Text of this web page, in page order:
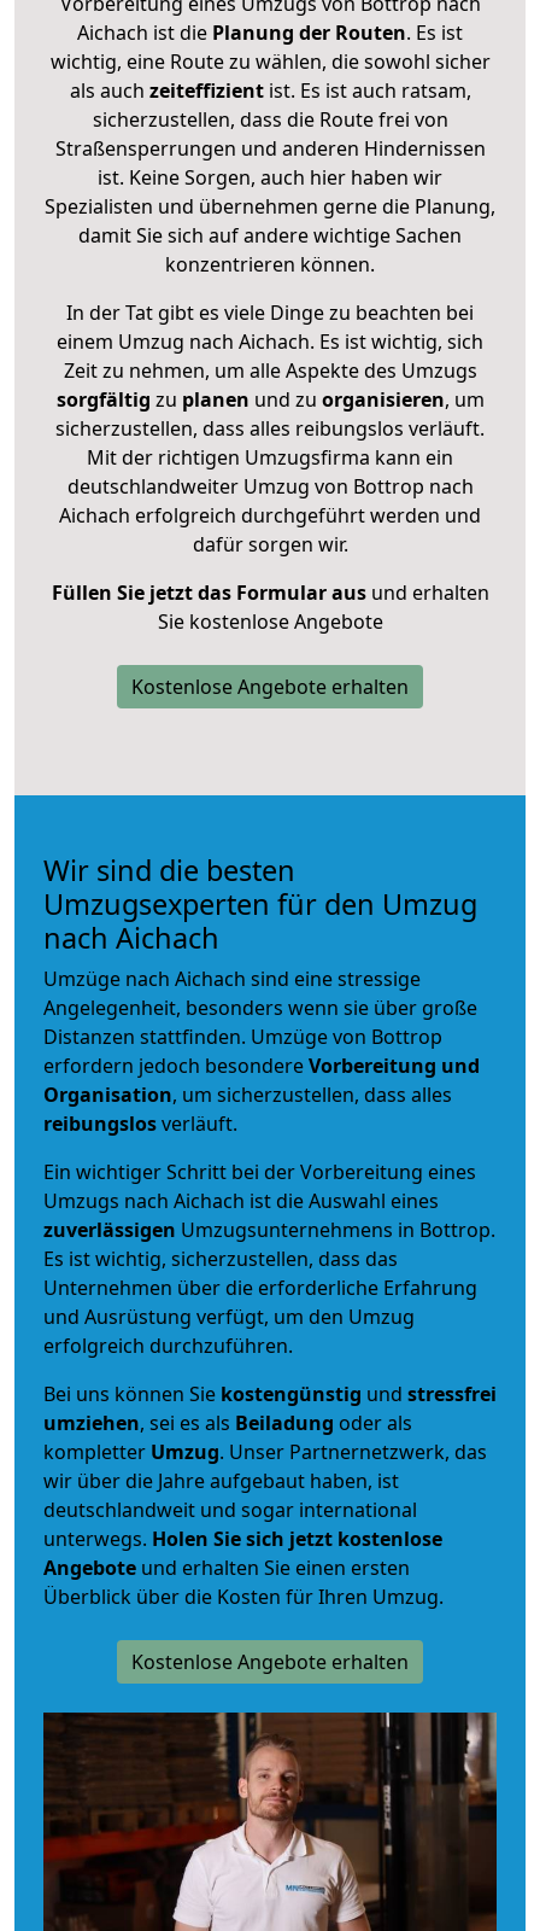
Aichach ist die Planung der Routen. Es ist
wichtig, eine Route zu wählen, die sowohl sicher
als auch zeiteffizientist. Es ist auch ratsam,
sicherzustellen, dass die Route frei von
Straßensperrungen und anderen Hindernissen
ist. Keine Sorgen, auch hier haben wir
Spezialisten und übernehmen gerne die Planung,
damit Sie sich auf andere wichtige Sachen
konzentrieren können.
In der Tat gibt es viele Dinge zu beachten bei
einem Umzug nach Aichach. Es ist wichtig, sich
Zeit zu nehmen, um alle Aspekte des Umzugs
sorgfältig zu planen und zu organisieren, um
sicherzustellen, dass alles reibungslos verläuft.
Mit der richtigen Umzugsfirma kann ein
deutschlandweiter Umzug von Bottrop nach
Aichach erfolgreich durchgeführt werden und
dafür sorgen wir.
Füllen Sie jetzt das Formular ausund erhalten
Sie kostenlose Angebote
Kostenlose Angebote erhalten
Wir sind die besten
Umzugsexperten für den Umzug
nach Aichach
Umzüge nach Aichach sind eine stressige
Angelegenheit, besonders wenn sie über große
Distanzen stattfinden. Umzüge von Bottrop
erfordern jedoch besondereVorbereitung und
Organisation, um sicherzustellen, dass alles
reibungslosverläuft.
Ein wichtiger Schritt bei der Vorbereitung eines
Umzugs nach Aichach ist die Auswahl eines
zuverlässigen Umzugsunternehmens in Bottrop.
Es ist wichtig, sicherzustellen, dass das
Unternehmen über die erforderliche Erfahrung
und Ausrüstung verfügt, um den Umzug
erfolgreich durchzuführen.
Bei uns können Sie kostengünstig und stressfrei
umziehen, sei es als Beiladung oder als
kompletter Umzug. Unser Partnernetzwerk, das
wir über die Jahre aufgebaut haben, ist
deutschlandweit und sogar international
unterwegs. Holen Sie sich jetzt kostenlose
Angebote und erhalten Sie einen ersten
Überblick über die Kosten für Ihren Umzug.
Kostenlose Angebote erhalten